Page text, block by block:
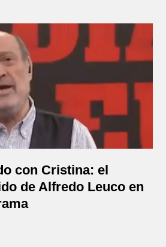
con Cristina: el
de Alfredo Leuco en